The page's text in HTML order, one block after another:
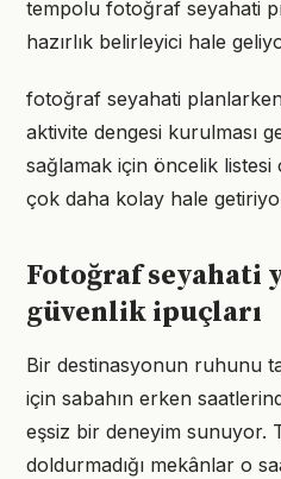
tempolu fotoğraf seyahati
hazırlık belirleyici hale
fotoğraf seyahati
aktivite dengesi kurulması
sağlamak için öncelik listesi
çok daha kolay hale
Fotoğraf seyahati
güvenlik ipuçları
Bir destinasyonun ruhunu
için sabahın erken
eşsiz bir deneyim sunuyor.
doldurmadığı mekânlar o